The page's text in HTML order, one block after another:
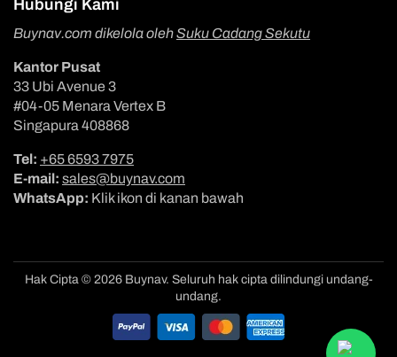
Hubungi Kami
Buynav.com dikelola olehSuku Cadang Sekutu
Kantor Pusat
33 Ubi Avenue 3
#04-05 Menara Vertex B
Singapura 408868
Tel: +65 6593 7975
E-mail: sales@buynav.com
WhatsApp: Klik ikon di kanan bawah
Hak Cipta © 2026 Buynav. Seluruh hak cipta dilindungi undang-
undang.
Metode
pembayaran